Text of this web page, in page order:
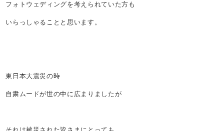
フォトウェディングを考えられていた方も
いらっしゃることと思います。
東日本大震災の時
自粛ムードが世の中に広まりましたが